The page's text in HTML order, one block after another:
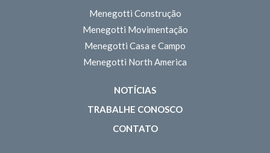
Menegotti Construção
Menegotti Movimentação
Menegotti Casa e Campo
Menegotti North America
NOTÍCIAS
TRABALHE CONOSCO
CONTATO